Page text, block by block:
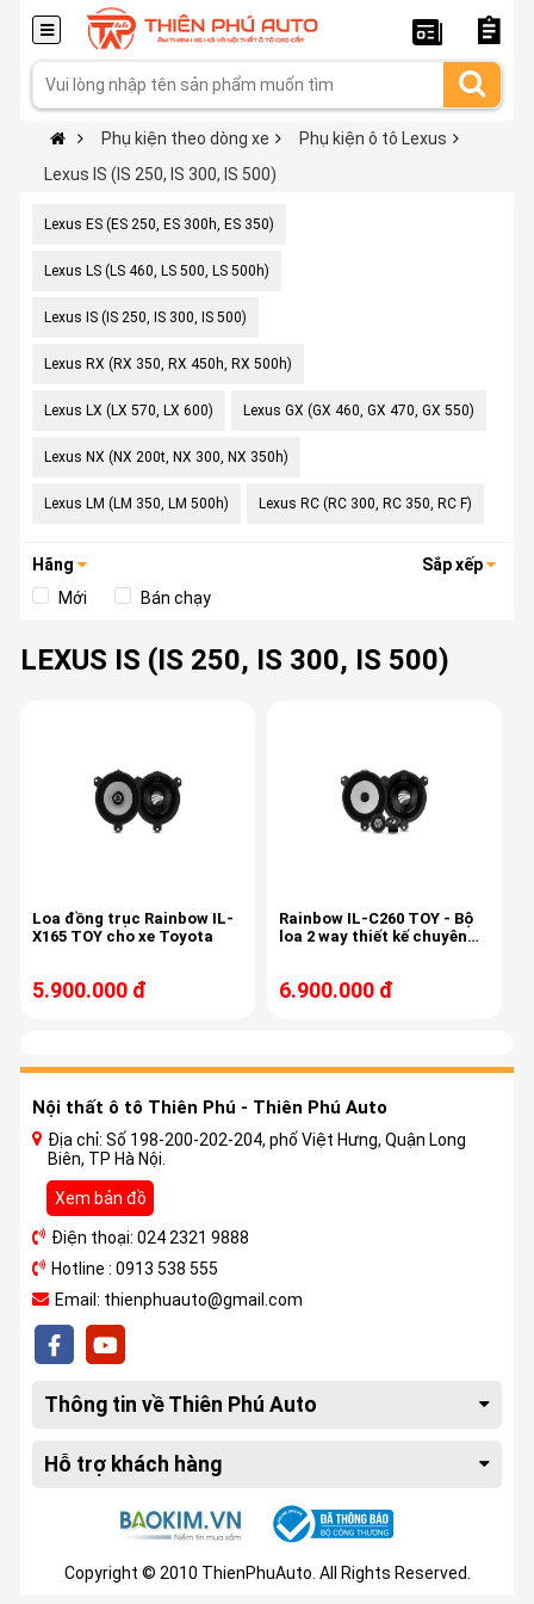
Phụ kiện theo dòng xe
Phụ kiện ô tô Lexus
Lexus IS (IS 250, IS 300, IS 500)
Lexus ES (ES 250, ES 300h, ES 350)
Lexus LS (LS 460, LS 500, LS 500h)
Lexus IS (IS 250, IS 300, IS 500)
Lexus RX (RX 350, RX 450h, RX 500h)
Lexus LX (LX 570, LX 600) Lexus GX (GX 460, GX 470, GX 550)
Lexus NX (NX 200t, NX 300, NX 350h)
Lexus LM (LM 350, LM 500h) Lexus RC (RC 300, RC 350, RC F)
Hãng
Sắp xếp
Mới
Bán chạy
LEXUS IS (IS 250, IS 300, IS 500)
Loa đồng trục Rainbow IL-
X165 TOY cho xe Toyota
5.900.000 đ
Rainbow IL-C260 TOY - Bộ
loa 2 way thiết kế chuyên
6.900.000 đ
Nội thất ô tô Thiên Phú - Thiên Phú Auto
Địa chỉ: Số 198-200-202-204, phố Việt Hưng, Quận Long
Biên, TP Hà Nội.
Xem bản đồ
Điện thoại: 024 2321 9888
Hotline : 0913 538 555
Email: thienphuauto@gmail.com
Thông tin về Thiên Phú Auto
Hỗ trợ khách hàng
Copyright © 2010 ThienPhuAuto. All Rights Reserved.